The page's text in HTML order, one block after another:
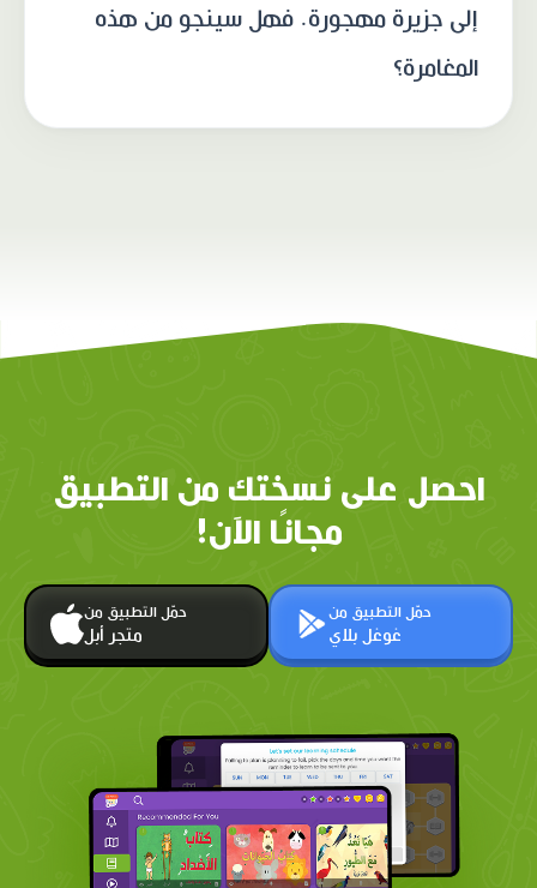
إلى جزيرة مهجورة. فهل سينجو من هذه
المغامرة؟
احصل على نسختك من التطبيق
مجانًا الآن!
حمّل التطبيق من
متجر أبل
حمّل التطبيق من
غوغل بلاي